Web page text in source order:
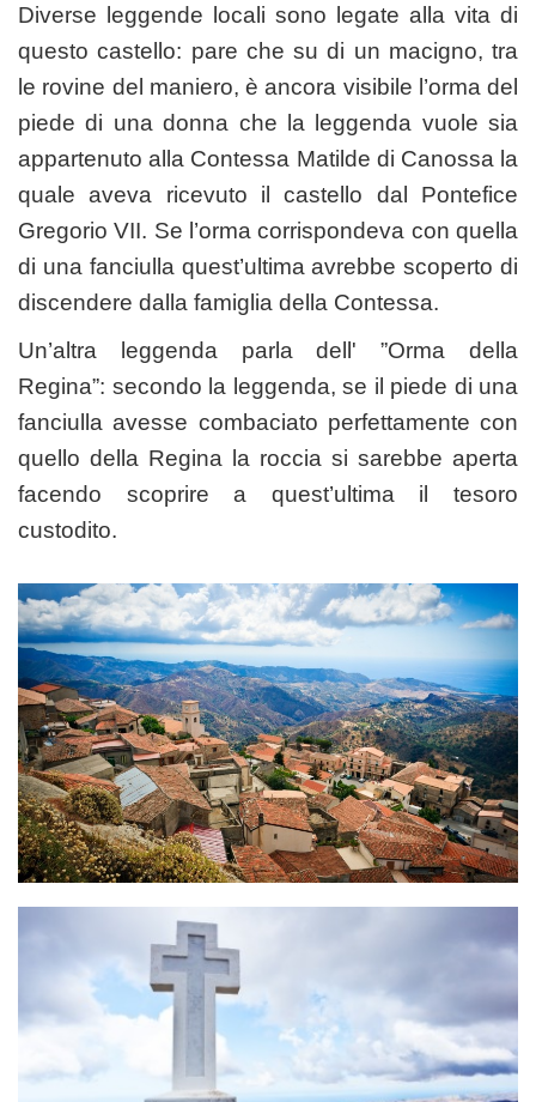
Diverse leggende locali sono legate alla vita di
questo castello: pare che su di un macigno, tra
le rovine del maniero, è ancora visibile l’orma del
piede di una donna che la leggenda vuole sia
appartenuto alla Contessa Matilde di Canossa la
quale aveva ricevuto il castello dal Pontefice
Gregorio VII. Se l’orma corrispondeva con quella
di una fanciulla quest’ultima avrebbe scoperto di
discendere dalla famiglia della Contessa.
Un’altra leggenda parla dell' ”Orma della
Regina”: secondo la leggenda, se il piede di una
fanciulla avesse combaciato perfettamente con
quello della Regina la roccia si sarebbe aperta
facendo scoprire a quest’ultima il tesoro
custodito.